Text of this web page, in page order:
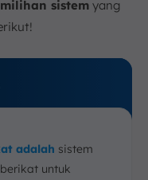
sistem yang
adalah sistem
untuk